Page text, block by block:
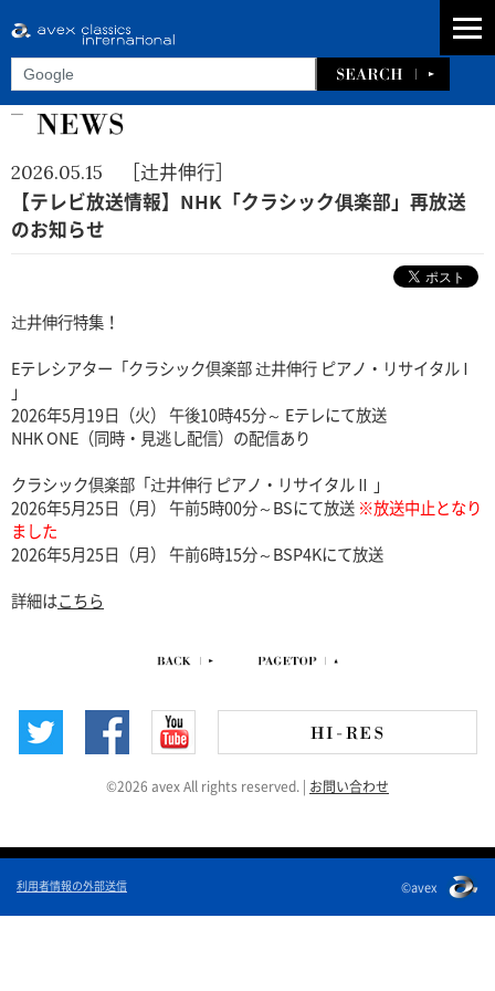
2026.05.15 ［辻井伸行］
【テレビ放送情報】NHK「クラシック俱楽部」再放送
のお知らせ
辻󠄀井伸行特集！
Eテレシアター「クラシック倶楽部 辻󠄀井伸行 ピアノ・リサイタル Ⅰ
」
2026年5月19日（火） 午後10時45分～ Eテレにて放送
NHK ONE（同時・見逃し配信）の配信あり
クラシック倶楽部「辻󠄀井伸行 ピアノ・リサイタル Ⅱ 」
2026年5月25日（月） 午前5時00分～BSにて放送 ※放送中止となり
ました
2026年5月25日（月） 午前6時15分～BSP4Kにて放送
詳細はこちら
©2026 avex All rights reserved. お問い合わせ
利用者情報の外部送信 ©avex